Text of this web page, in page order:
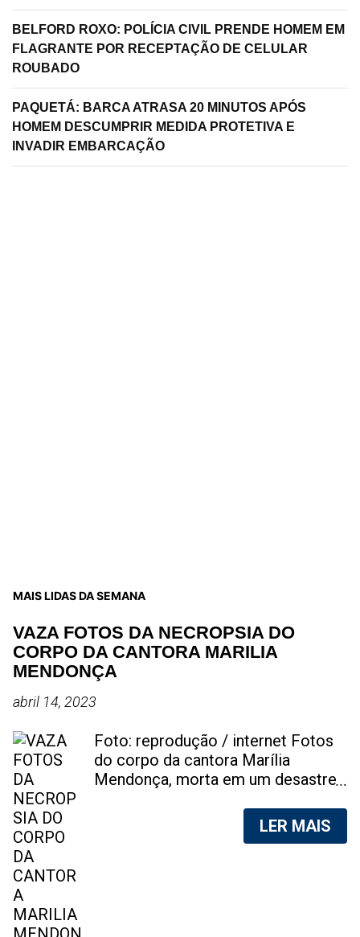
BELFORD ROXO: POLÍCIA CIVIL PRENDE HOMEM EM
FLAGRANTE POR RECEPTAÇÃO DE CELULAR
ROUBADO
PAQUETÁ: BARCA ATRASA 20 MINUTOS APÓS
HOMEM DESCUMPRIR MEDIDA PROTETIVA E
INVADIR EMBARCAÇÃO
MAIS LIDAS DA SEMANA
VAZA FOTOS DA NECROPSIA DO
CORPO DA CANTORA MARILIA
MENDONÇA
abril 14, 2023
Foto: reprodução / internet Fotos
do corpo da cantora Marília
Mendonça, morta em um desastre
foram vazadas na internet. A
divulgação de fotos do corpo de
LER MAIS